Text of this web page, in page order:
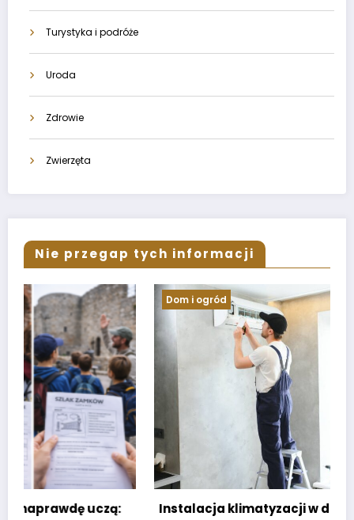
Turystyka i podróże
Uroda
Zdrowie
Zwierzęta
Nie przegap tych informacji
Dom i ogród
Instalacja klimatyzacji w domu